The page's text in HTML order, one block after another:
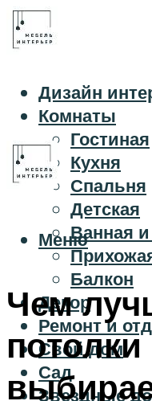
Дизайн
Комнаты
Гостиная
Кухня
Спальня
Детская
Ванная
Балкон
Декор
Ремонт и
Свой дом
Сад
Звездные
Меню
Чем
потолки